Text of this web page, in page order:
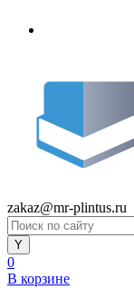
zakaz@mr-plintus.ru
0
В корзине